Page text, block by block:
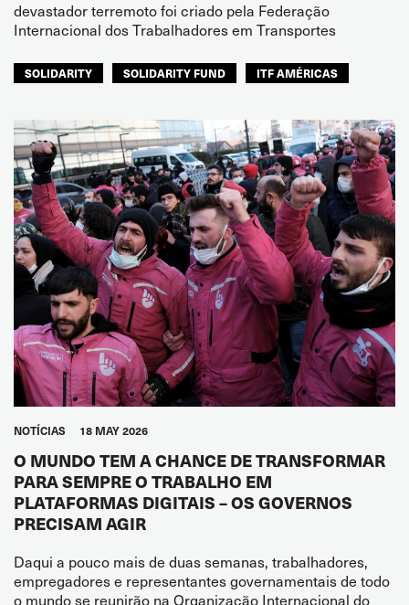
devastador terremoto foi criado pela Federação
Internacional dos Trabalhadores em Transportes
SOLIDARITY SOLIDARITY FUND ITF AMÉRICAS
NOTÍCIAS 18 MAY 2026
O MUNDO TEM A CHANCE DE TRANSFORMAR
PARA SEMPRE O TRABALHO EM
PLATAFORMAS DIGITAIS – OS GOVERNOS
PRECISAM AGIR
Daqui a pouco mais de duas semanas, trabalhadores,
empregadores e representantes governamentais de todo
o mundo se reunirão na Organização Internacional do